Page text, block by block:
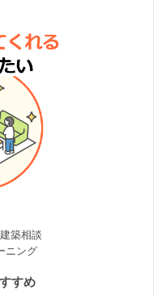
築相談
ニング
すめ